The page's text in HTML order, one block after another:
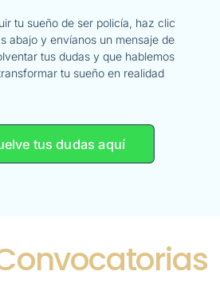
tu sueño de ser policía, haz clic
abajo y envíanos un mensaje de
tus dudas y que hablemos
tu sueño en realidad
tus dudas aquí